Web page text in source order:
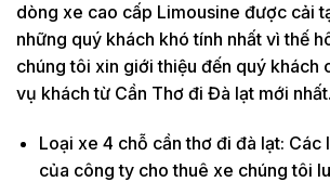
dòng xe cao cấp Limousine được cải
những quý khách khó tính nhất vì thế
chúng tôi xin giới thiệu đến quý khách
vụ khách từ Cần Thơ đi Đà lạt mới nhất.
Loại xe 4 chỗ cần thơ đi đà lạt: Các
của công ty cho thuê xe chúng tôi